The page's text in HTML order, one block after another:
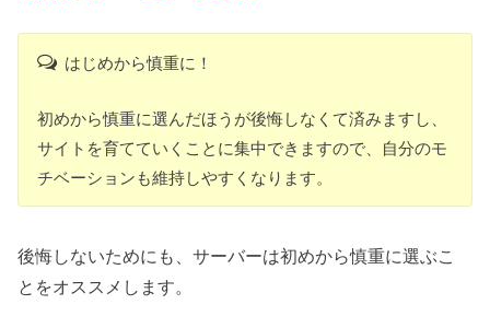
はじめから慎重に！
初めから慎重に選んだほうが後悔しなくて済みますし、
サイトを育てていくことに集中できますので、自分のモ
チベーションも維持しやすくなります。
後悔しないためにも、サーバーは初めから慎重に選ぶこ
とをオススメします。